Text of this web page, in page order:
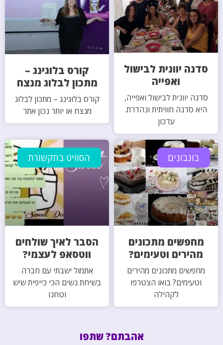
סדנה יוונית לבישול
ואפייה
סדנה יוונית לבישול ואפייה,
היא סדנה חוויתית ונהדרת.
עדכון
קורס בלוגינג –
מתכון לבלוג מנצח
קורס בלוגינג – מתכון לבלוג
מנצח או יותר נכון אתר
בונבונים
מחפשים מתכונים
מהירים וטעימים?
מחפשים מתכונים מהירים
וטעימים? בואו הצטרפו
לקהילה
הסוויט בתקשורת
הסבר לאיך שולחים
ווטסאפ לעצמי?
אתמול ישבתי עם חברה
בשיחת נשים הכי כייפית שיש
וטחנו
אהבתם? שתפו